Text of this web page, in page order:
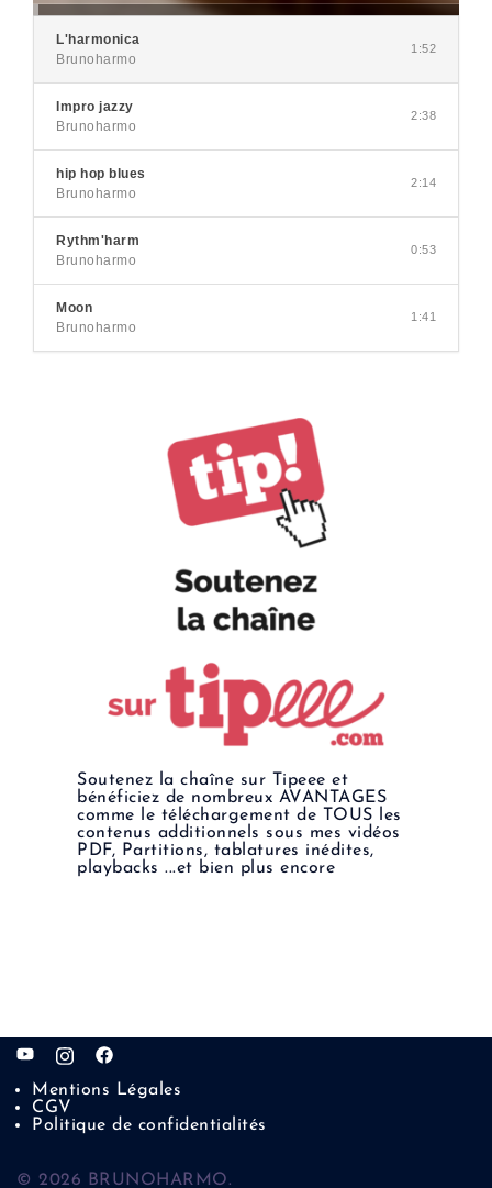
L'harmonica
Brunoharmo
1:52
Impro jazzy
Brunoharmo
2:38
hip hop blues
Brunoharmo
2:14
Rythm'harm
Brunoharmo
0:53
Moon
Brunoharmo
1:41
Soutenez la chaîne sur Tipeee et
bénéficiez de nombreux AVANTAGES
comme le téléchargement de TOUS les
contenus additionnels sous mes vidéos
PDF, Partitions, tablatures inédites,
playbacks ...et bien plus encore
Mentions Légales
CGV
Politique de confidentialités
© 2026 BRUNOHARMO.